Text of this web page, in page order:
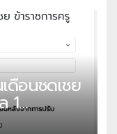
ดือนชดเชย
1